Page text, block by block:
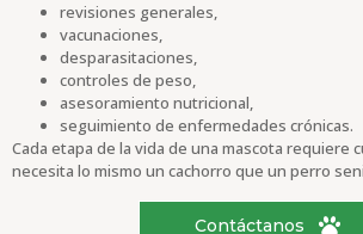
revisiones generales,
vacunaciones,
desparasitaciones,
controles de peso,
asesoramiento nutricional,
seguimiento de enfermedades crónicas.
Cada etapa de la vida de una mascota requiere
necesita lo mismo un cachorro que un perro
Contáctanos